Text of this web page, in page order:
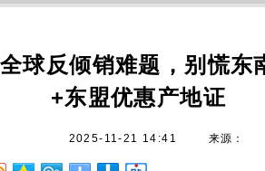
球反倾销难题，别慌东
+东盟优惠产地证
2025-11-21 14:41 来源：